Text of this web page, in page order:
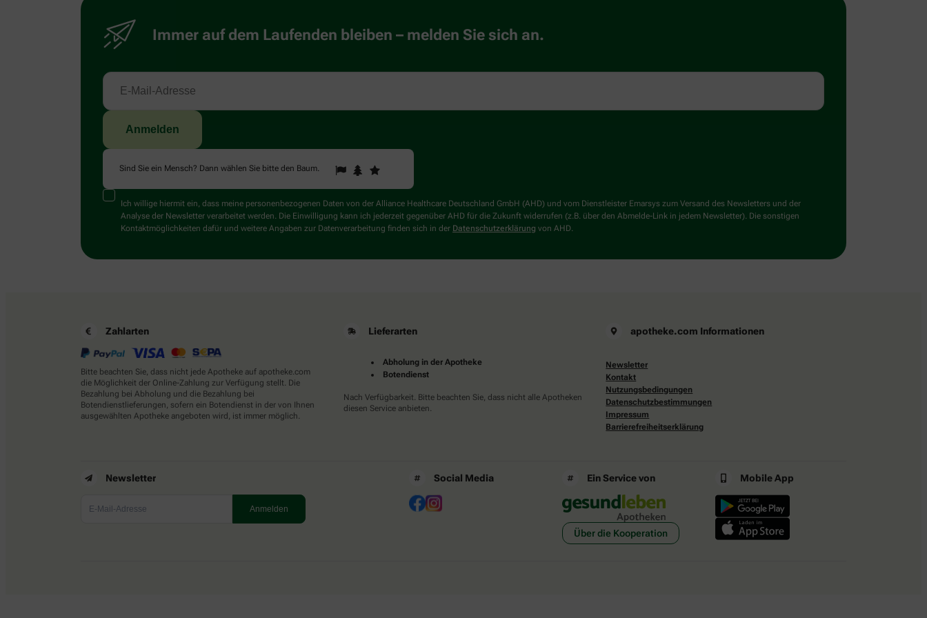
Immer auf dem Laufenden bleiben – melden Sie sich an.
Sind Sie ein Mensch? Dann wählen Sie bitte den Baum
Sind
Sie
ein
Mensch?
Dann
wählen
1 2
Ich willige hiermit ein, dass meine personenbezogenen Daten von der Alliance Healthcare Deutschland GmbH (AHD) und vom Dienstleister Emarsys zum Versand des Newsletters und der
Analyse der Newsletter verarbeitet werden. Die Einwilligung kann ich jederzeit gegenüber AHD für die Zukunft widerrufen (z.B. über den Abmelde-Link in jedem Newsletter). Die sonstigen
Kontaktmöglichkeiten dafür und weitere Angaben zur Datenverarbeitung finden sich in der Datenschutzerklärung von AHD.
Zahlarten
Bitte beachten Sie, dass nicht jede Apotheke auf apotheke.com
die Möglichkeit der Online-Zahlung zur Verfügung stellt. Die
Bezahlung bei Abholung und die Bezahlung bei
Botendienstlieferungen, sofern ein Botendienst in der von Ihnen
ausgewählten Apotheke angeboten wird, ist immer möglich.
Lieferarten
Abholung in der Apotheke
Botendienst
Nach Verfügbarkeit. Bitte beachten Sie, dass nicht alle Apotheken
diesen Service anbieten.
apotheke.com Informationen
Newsletter
Kontakt
Nutzungsbedingungen
Datenschutzbestimmungen
Impressum
Barrierefreiheitserklärung
Newsletter Social Media Ein Service von
Über die Kooperation
Mobile App